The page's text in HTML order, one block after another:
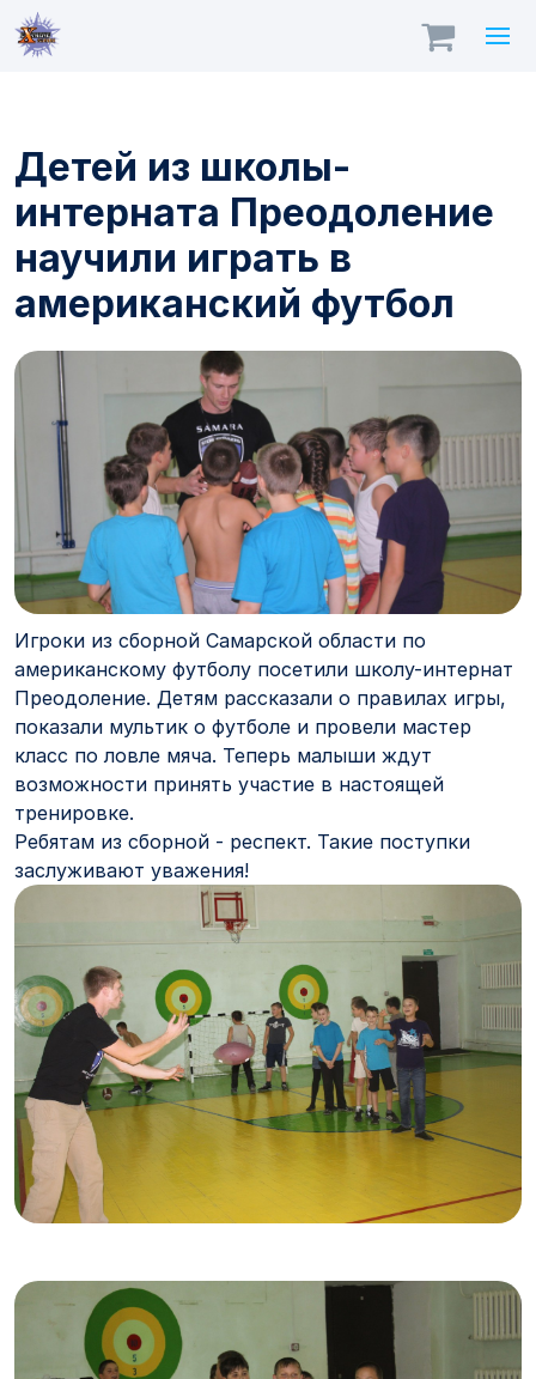
Детей из школы-
интерната Преодоление
научили играть в
американский футбол
Игроки из сборной Самарской области по
американскому футболу посетили школу-интернат
Преодоление. Детям рассказали о правилах игры,
показали мультик о футболе и провели мастер
класс по ловле мяча. Теперь малыши ждут
возможности принять участие в настоящей
тренировке.
Ребятам из сборной - респект. Такие поступки
заслуживают уважения!